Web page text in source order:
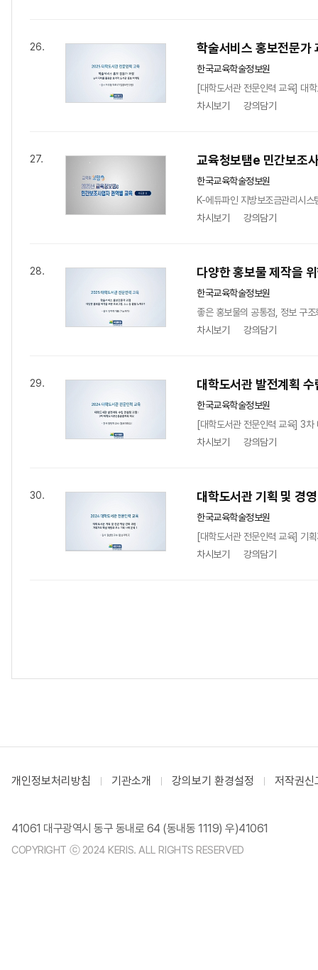
26. 학술서비스 홍보전문가
한국교육학술정보원
[대학도서관 전문인력 교육] 대
차시보기
강의담기
27. 교육청보탬e 민간보조
한국교육학술정보원
K-에듀파인 지방보조금관리시
차시보기
강의담기
28. 다양한 홍보물 제작을
한국교육학술정보원
좋은 홍보물의 공통점, 정보 구
차시보기
강의담기
29. 대학도서관 발전계획
한국교육학술정보원
[대학도서관 전문인력 교육] 3차
차시보기
강의담기
30. 대학도서관 기획 및 경
한국교육학술정보원
[대학도서관 전문인력 교육] 기
차시보기
강의담기
개인정보처리방침 기관소개 강의보기 환경설정 저작권신
41061 대구광역시 동구 동내로 64 (동내동 1119) 우)41061
COPYRIGHT ⓒ 2024 KERIS. ALL RIGHTS RESERVED